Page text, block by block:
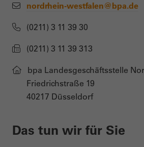
nordrhein-westfalen@bpa.de
(0211) 3 11 39 30
(0211) 3 11 39 313
bpa Landesgeschäftsstelle
Friedrichstraße 19
40217 Düsseldorf
Das tun wir für Sie